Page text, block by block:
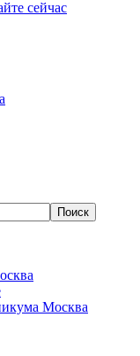
сейчас
Москва